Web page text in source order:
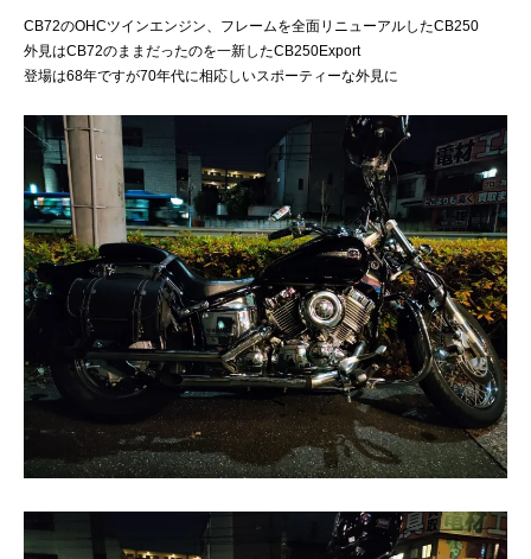
CB72のOHCツインエンジン、フレームを全面リニューアルしたCB250
外見はCB72のままだったのを一新したCB250Export
登場は68年ですが70年代に相応しいスポーティーな外見に